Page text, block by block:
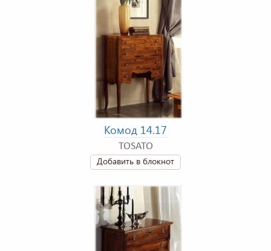
Комод 14.17
TOSATO
Добавить в блокнот